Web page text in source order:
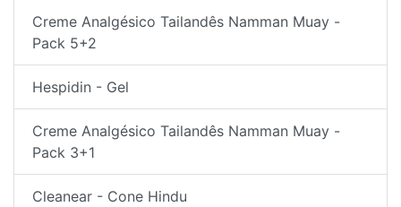
Creme Analgésico Tailandês Namman Muay -
Pack 5+2
Hespidin - Gel
Creme Analgésico Tailandês Namman Muay -
Pack 3+1
Cleanear - Cone Hindu